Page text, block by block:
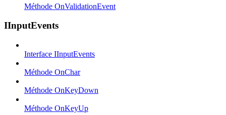
Méthode OnValidationEvent
IInputEvents
Interface IInputEvents
Méthode OnChar
Méthode OnKeyDown
Méthode OnKeyUp